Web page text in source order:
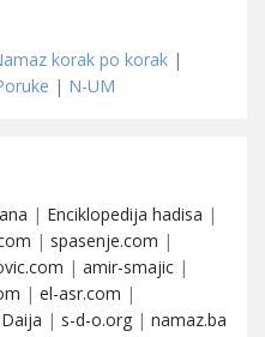
korak po korak |
| N-UM
| Enciklopedija hadisa |
| spasenje.com |
| amir-smajic |
| el-asr.com |
| s-d-o.org | namaz.ba